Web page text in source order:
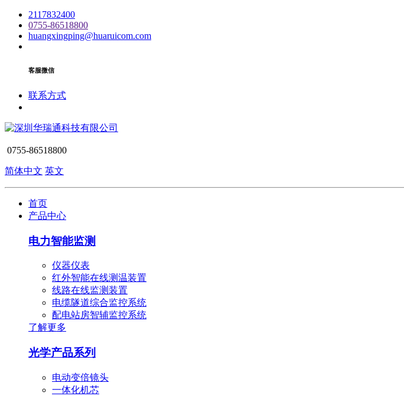
2117832400
0755-86518800
huangxingping@huaruicom.com
客服微信
联系方式
0755-86518800
简体中文 英文
首页
产品中心
电力智能监测
仪器仪表
红外智能在线测温装置
线路在线监测装置
电缆隧道综合监控系统
配电站房智辅监控系统
了解更多
光学产品系列
电动变倍镜头
一体化机芯